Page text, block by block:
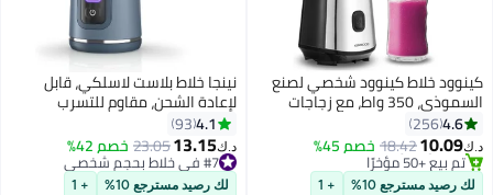
كينوود خلاط كينوود شخصي لصنع
السموذي، 350 واط، مع زجاجات
أسود وفضي 2 L 350 W
BLM05.A0BK أسود/ فضي
4.6
256
د.ك‏10.09
18.42خصم 45%
بتخلّص بسرعة
تم بيع +50 مؤخرًا
لك رصيد مسترجع 10% + 1
نينجا خلاط بلاست لاسلكي، قابل
لإعادة الشحن، مقاوم للتسرب
4.1
93
د.ك‏13.15
23.05خصم 42% #7 في خلاط بحجم شخصي
تم بيع +40 مؤخرًا
#7 في خلاط بحجم شخصي
لك رصيد مسترجع 10% + 1